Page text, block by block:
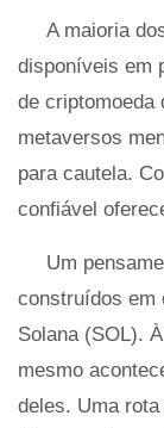
A maioria
disponíveis em
de criptomoeda
metaversos
para cautela.
confiável
Um
construídos em
Solana (SOL).
mesmo
deles. Uma